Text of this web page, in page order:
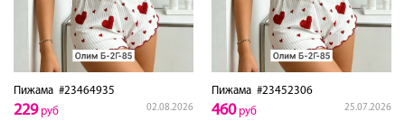
Пижама #23464935
02.08.2026
229руб
Пижама #23452306
25.07.2026
460руб